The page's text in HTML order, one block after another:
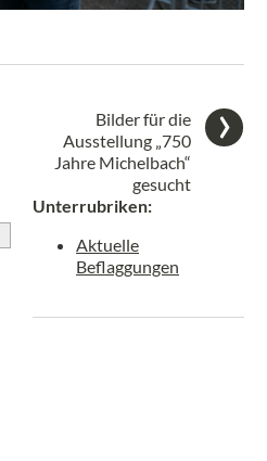
Bilder für die
Ausstellung „750
Jahre Michelbach“
gesucht
Unterrubriken:
Aktuelle
Beflaggungen